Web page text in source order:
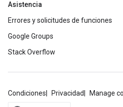
Asistencia
Errores y solicitudes de funciones
Google Groups
Stack Overflow
Condiciones Privacidad Manage